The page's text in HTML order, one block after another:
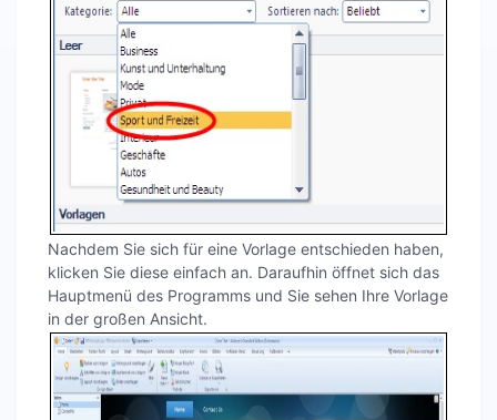
Nachdem Sie sich für eine Vorlage entschieden haben,
klicken Sie diese einfach an. Daraufhin öffnet sich das
Hauptmenü des Programms und Sie sehen Ihre Vorlage
in der großen Ansicht.